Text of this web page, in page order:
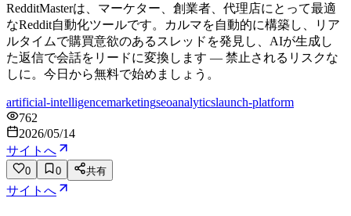
RedditMasterは、マーケター、創業者、代理店にとって最適
なReddit自動化ツールです。カルマを自動的に構築し、リア
ルタイムで購買意欲のあるスレッドを発見し、AIが生成し
た返信で会話をリードに変換します — 禁止されるリスクな
しに。今日から無料で始めましょう。
artificial-intelligencemarketingseoanalyticslaunch-platform
762
2026/05/14
サイトへ
0 0 共有
サイトへ